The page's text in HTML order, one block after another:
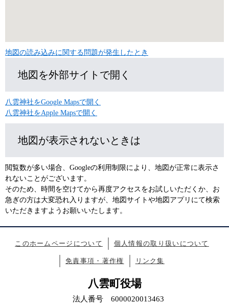
地図の読み込みに関する問題が発生したとき
地図を外部サイトで開く
八雲神社をGoogle Mapsで開く
八雲神社をApple Mapsで開く
地図が表示されないときは
閲覧数が多い場合、Googleの利用制限により、地図が正常に表示さ
れないことがございます。
そのため、時間を空けてから再度アクセスをお試しいただくか、お
急ぎの方は大変恐れ入りますが、地図サイトや地図アプリにて検索
いただきますようお願いいたします。
このホームページについて 個人情報の取り扱いについて
免責事項・著作権 リンク集
八雲町役場
法人番号 6000020013463